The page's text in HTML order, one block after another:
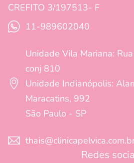
CREFITO 3/197513- F
11-989602040
Unidade Vila Mariana:
conj 810
Unidade Indianópolis:
Maracatins, 992
São Paulo - SP
Redes